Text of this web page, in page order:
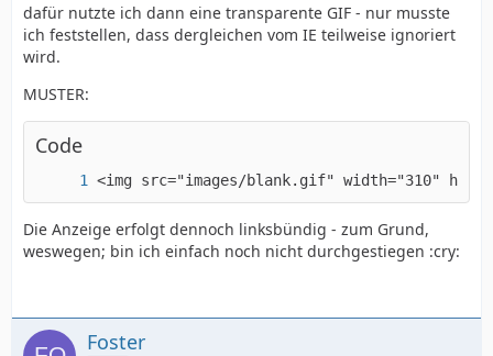
dafür nutzte ich dann eine transparente GIF - nur musste
ich feststellen, dass dergleichen vom IE teilweise ignoriert
wird.
MUSTER:
Code
<img src="images/blank.gif" width="310"
Die Anzeige erfolgt dennoch linksbündig - zum Grund,
weswegen; bin ich einfach noch nicht durchgestiegen :cry:
Foster